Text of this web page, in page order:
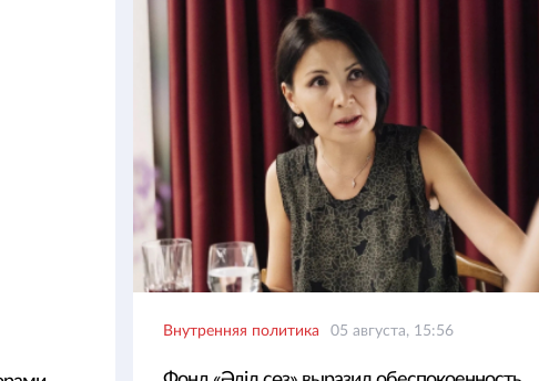
Внутренняя политика 05 августа, 15:56